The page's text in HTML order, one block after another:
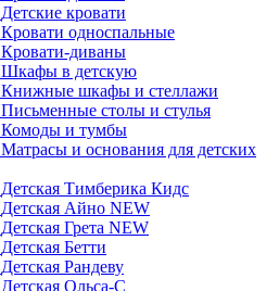
Детские кровати
Кровати односпальные
Кровати-диваны
Шкафы в детскую
Книжные шкафы и стеллажи
Письменные столы и стулья
Комоды и тумбы
Матрасы и основания для детских
Детская Тимберика Кидс
Детская Айно NEW
Детская Грета NEW
Детская Бетти
Детская Рандеву
Детская Ольса-С